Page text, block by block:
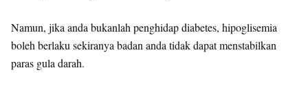
Namun, jika anda bukanlah penghidap diabetes, hipoglisemia
boleh berlaku sekiranya badan anda tidak dapat menstabilkan
paras gula darah.